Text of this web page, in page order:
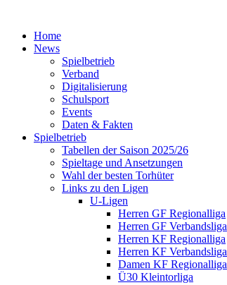
Home
News
Spielbetrieb
Verband
Digitalisierung
Schulsport
Events
Daten & Fakten
Spielbetrieb
Tabellen der Saison 2025/26
Spieltage und Ansetzungen
Wahl der besten Torhüter
Links zu den Ligen
U-Ligen
Herren GF Regionalliga
Herren GF Verbandsliga
Herren KF Regionalliga
Herren KF Verbandsliga
Damen KF Regionalliga
Ü30 Kleintorliga